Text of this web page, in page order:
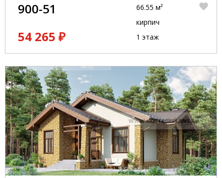
900-51
54 265 ₽
66.55 м²
кирпич
1 этаж